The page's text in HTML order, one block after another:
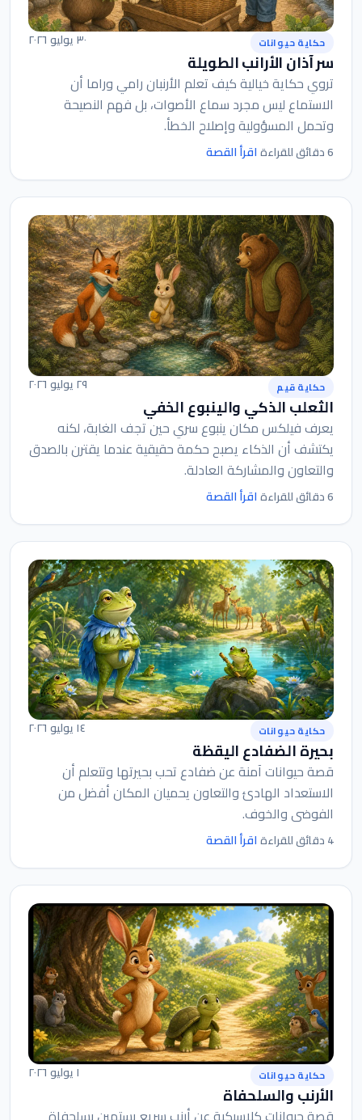
حكاية حيوانات ٣٠ يوليو ٢٠٢٦
سر آذان الأرانب الطويلة
تروي حكاية خيالية كيف تعلم الأرنبان رامي وراما أن
الاستماع ليس مجرد سماع الأصوات، بل فهم النصيحة
وتحمل المسؤولية وإصلاح الخطأ.
6 دقائق للقراءة اقرأ القصة
حكاية قيم ٢٩ يوليو ٢٠٢٦
الثعلب الذكي والينبوع الخفي
يعرف فيلكس مكان ينبوع سري حين تجف الغابة، لكنه
يكتشف أن الذكاء يصبح حكمة حقيقية عندما يقترن بالصدق
والتعاون والمشاركة العادلة.
6 دقائق للقراءة اقرأ القصة
حكاية حيوانات ١٤ يوليو ٢٠٢٦
بحيرة الضفادع اليقظة
قصة حيوانات آمنة عن ضفادع تحب بحيرتها وتتعلم أن
الاستعداد الهادئ والتعاون يحميان المكان أفضل من
الفوضى والخوف.
4 دقائق للقراءة اقرأ القصة
حكاية حيوانات ١ يوليو ٢٠٢٦
الأرنب والسلحفاة